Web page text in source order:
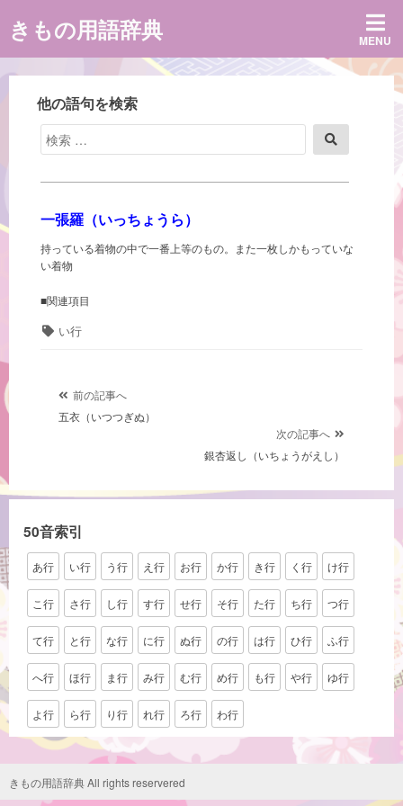
ン
ツ
きもの用語辞典 MENU
他の語句を検索
検
索
象:
索
一張羅（いっちょうら）
持っている着物の中で一番上等のもの。また一枚しかもっていな
い着物
■関連項目
タ い行
ゲ
ー
シ
ョ
ン
前の記事へ
五衣（いつつぎぬ）
次の記事へ
銀杏返し（いちょうがえし）
50音索引
あ行 い行 う行 え行 お行 か行 き行 く行 け行
こ行 さ行 し行 す行 せ行 そ行 た行 ち行 つ行
て行 と行 な行 に行 ぬ行 の行 は行 ひ行 ふ行
へ行 ほ行 ま行 み行 む行 め行 も行 や行 ゆ行
よ行 ら行 り行 れ行 ろ行 わ行
きもの用語辞典 All rights reservered